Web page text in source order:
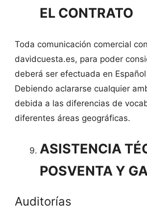
EL CONTRATO
Toda comunicación comercial con
davidcuesta.es, para poder
deberá ser efectuada en
Debiendo aclararse cualquier
debida a las diferencias de
diferentes áreas geográficas.
ASISTENCIA
POSVENTA Y
Auditorías